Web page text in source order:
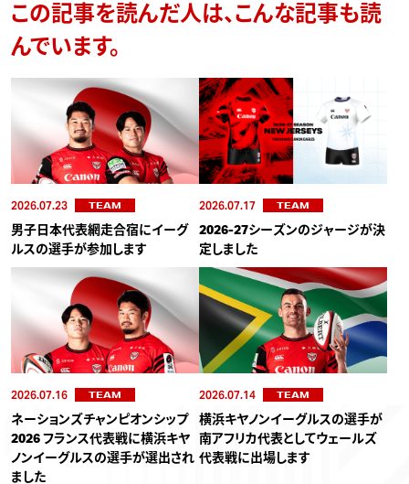
この記事を読んだ人は、こんな記事も読
んでいます。
2026.07.23 TEAM
男子日本代表網走合宿にイーグ
ルスの選手が参加します
2026.07.17 TEAM
2026-27シーズンのジャージが決
定しました
2026.07.16 TEAM
ネーションズチャンピオンシップ
2026 フランス代表戦に横浜キヤ
ノンイーグルスの選手が選出され
ました
2026.07.14 TEAM
横浜キヤノンイーグルスの選手が
南アフリカ代表としてウェールズ
代表戦に出場します